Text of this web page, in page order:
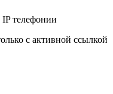
телефонии
с активной ссылкой